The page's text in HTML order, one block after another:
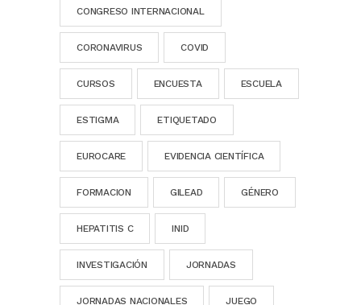
CONGRESO INTERNACIONAL
CORONAVIRUS COVID
CURSOS ENCUESTA ESCUELA
ESTIGMA ETIQUETADO
EUROCARE EVIDENCIA CIENTÍFICA
FORMACION GILEAD GÉNERO
HEPATITIS C INID
INVESTIGACIÓN JORNADAS
JORNADAS NACIONALES JUEGO